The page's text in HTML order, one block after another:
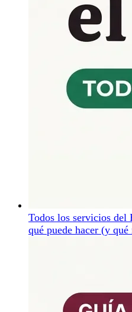
Todos los servicios del
qué puede hacer (y qué